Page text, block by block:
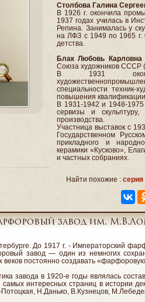
Столбова Галина
В 1926 г. окончила
1937 годах училась в
Репина. Занималась у
на ЛФЗ с 1949 по 1965 г.
детства.
Блак Любовь Карловна
Союза художников СССР
В 1931
специальности техник-
повышения квалификации
В 1931-1942 и 1948-
сервизы и
производства.
Участница выставок с
Государственном
прикладного и
керамики «Кусково»,
и частных собраниях.
Найти похожие : серия
завод им.
До 1917 г. - Императорский
завод — один из немногих
веков постоянно создавать
завода в 1920-е годы являлась
самых интересных страниц в истории
Н.Данько, В.Кузнецов,